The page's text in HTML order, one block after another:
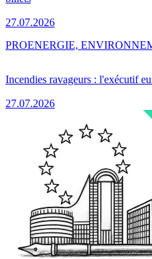
27.07.2026
Incendies ravageurs : l'exécutif
27.07.2026
PROENERGIE,